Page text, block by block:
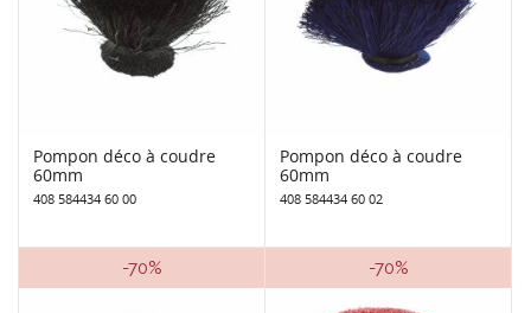
Pompon déco à coudre
60mm
408 584434 60 00
Pompon déco à coudre
60mm
408 584434 60 02
-70% -70%